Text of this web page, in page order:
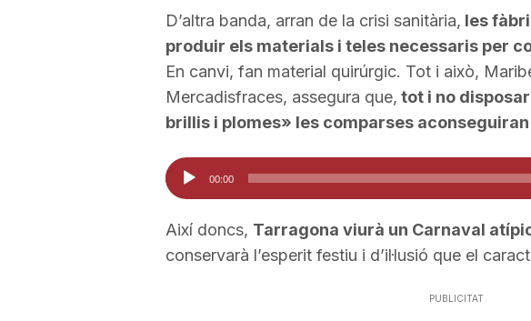
D’altra banda, arran de la crisi sanitària, les
produir els materials i teles necessaris per
En canvi, fan material quirúrgic. Tot i això,
Mercadisfraces, assegura que, tot i no
brillis i plomes» les comparses
Reproductor
d'àudio
00:00
Així doncs, Tarragona viurà un Carnaval
conservarà l’esperit festiu i d’il·lusió que el
PUBLICITAT